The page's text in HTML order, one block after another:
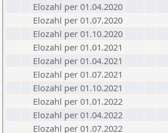
Elozahl per 01.04.2020
Elozahl per 01.07.2020
Elozahl per 01.10.2020
Elozahl per 01.01.2021
Elozahl per 01.04.2021
Elozahl per 01.07.2021
Elozahl per 01.10.2021
Elozahl per 01.01.2022
Elozahl per 01.04.2022
Elozahl per 01.07.2022